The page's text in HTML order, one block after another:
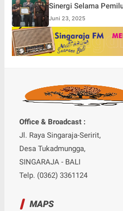
Sinergi Selama
Juni 23, 2025
Office & Broadcast :
Jl. Raya Singaraja-Seririt,
Desa Tukadmungga,
SINGARAJA - BALI
Telp. (0362) 3361124
MAPS